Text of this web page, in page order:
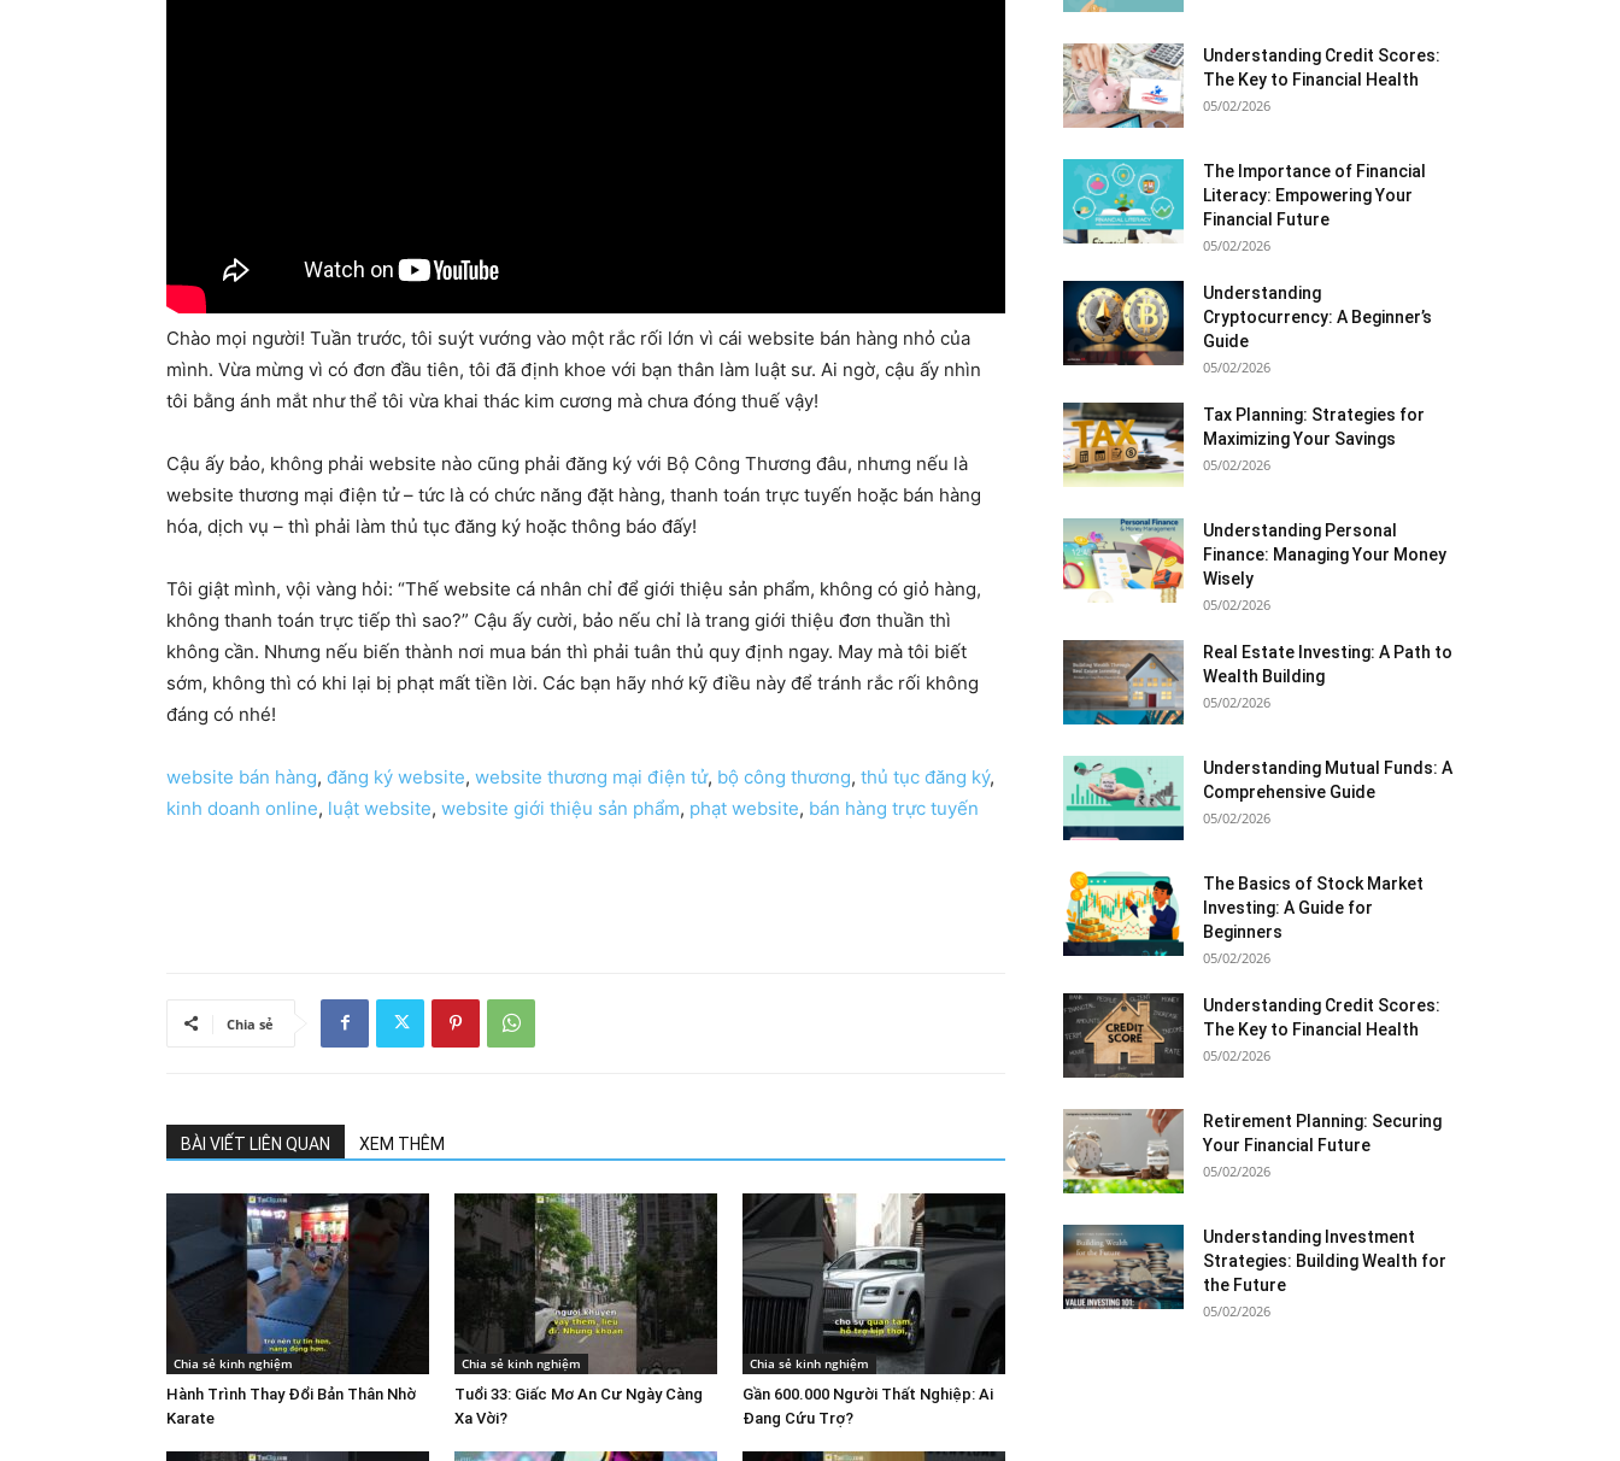
Chào mọi người! Tuần trước, tôi suýt vướng vào một rắc rối lớn vì cái website bán hàng nhỏ của
mình. Vừa mừng vì có đơn đầu tiên, tôi đã định khoe với bạn thân làm luật sư. Ai ngờ, cậu ấy nhìn
tôi bằng ánh mắt như thể tôi vừa khai thác kim cương mà chưa đóng thuế vậy!
Cậu ấy bảo, không phải website nào cũng phải đăng ký với Bộ Công Thương đâu, nhưng nếu là
website thương mại điện tử – tức là có chức năng đặt hàng, thanh toán trực tuyến hoặc bán hàng
hóa, dịch vụ – thì phải làm thủ tục đăng ký hoặc thông báo đấy!
Tôi giật mình, vội vàng hỏi: “Thế website cá nhân chỉ để giới thiệu sản phẩm, không có giỏ hàng,
không thanh toán trực tiếp thì sao?” Cậu ấy cười, bảo nếu chỉ là trang giới thiệu đơn thuần thì
không cần. Nhưng nếu biến thành nơi mua bán thì phải tuân thủ quy định ngay. May mà tôi biết
sớm, không thì có khi lại bị phạt mất tiền lời. Các bạn hãy nhớ kỹ điều này để tránh rắc rối không
đáng có nhé!
website bán hàng, đăng ký website, website thương mại điện tử, bộ công thương, thủ tục đăng ký,
kinh doanh online, luật website, website giới thiệu sản phẩm, phạt website, bán hàng trực tuyến
Chia sẻ
BÀI VIẾT LIÊN QUAN XEM THÊM
Chia sẻ kinh nghiệm
Hành Trình Thay Đổi Bản Thân Nhờ
Karate
Chia sẻ kinh nghiệm
Tuổi 33: Giấc Mơ An Cư Ngày Càng
Xa Vời?
Chia sẻ kinh nghiệm
Gần 600.000 Người Thất Nghiệp: Ai
Đang Cứu Trợ?
Understanding Credit Scores:
The Key to Financial Health
05/02/2026
The Importance of Financial
Literacy: Empowering Your
Financial Future
05/02/2026
Understanding
Cryptocurrency: A Beginner’s
Guide
05/02/2026
Tax Planning: Strategies for
Maximizing Your Savings
05/02/2026
Understanding Personal
Finance: Managing Your Money
Wisely
05/02/2026
Real Estate Investing: A Path to
Wealth Building
05/02/2026
Understanding Mutual Funds: A
Comprehensive Guide
05/02/2026
The Basics of Stock Market
Investing: A Guide for
Beginners
05/02/2026
Understanding Credit Scores:
The Key to Financial Health
05/02/2026
Retirement Planning: Securing
Your Financial Future
05/02/2026
Understanding Investment
Strategies: Building Wealth for
the Future
05/02/2026